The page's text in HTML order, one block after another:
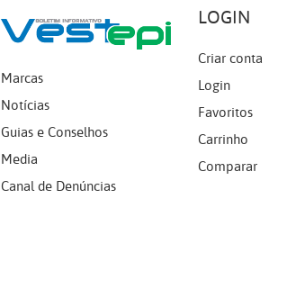
Marcas
Notícias
Guias e Conselhos
Media
Canal de Denúncias
LOGIN
Criar conta
Login
Favoritos
Carrinho
Comparar